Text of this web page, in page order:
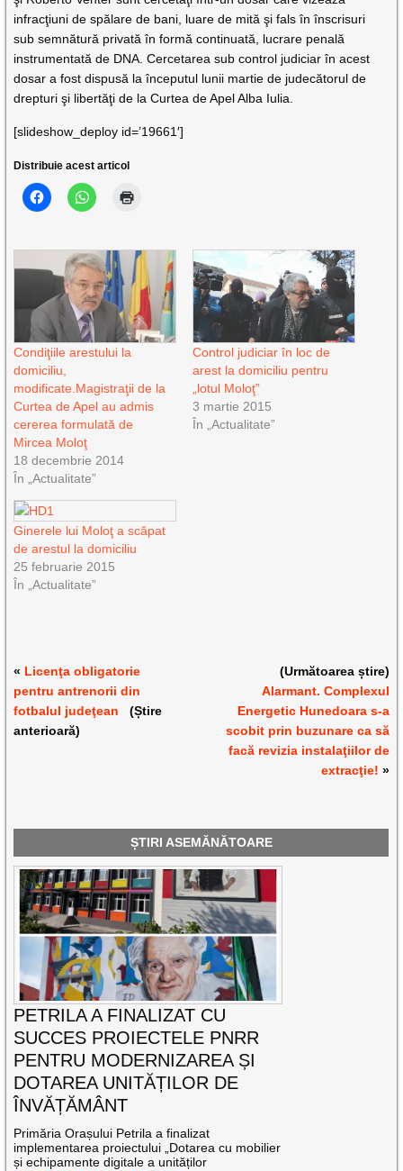
infracţiuni de spălare de bani, luare de mită şi fals în înscrisuri
sub semnătură privată în formă continuată, lucrare penală
instrumentată de DNA. Cercetarea sub control judiciar în acest
dosar a fost dispusă la începutul lunii martie de judecătorul de
drepturi şi libertăţi de la Curtea de Apel Alba Iulia.
[slideshow_deploy id=’19661′]
Distribuie acest articol
Condiţiile arestului la
domiciliu,
modificate.Magistraţii de la
Curtea de Apel au admis
cererea formulată de
Mircea Moloţ
18 decembrie 2014
În „Actualitate”
Control judiciar în loc de
arest la domiciliu pentru
„lotul Moloţ”
3 martie 2015
În „Actualitate”
Ginerele lui Moloţ a scăpat
de arestul la domiciliu
25 februarie 2015
În „Actualitate”
« Licenţa obligatorie
pentru antrenorii din
fotbalul judeţean
(Știre
anterioară)
(Următoarea știre)
Alarmant. Complexul
Energetic Hunedoara s-a
scobit prin buzunare ca să
facă revizia instalaţiilor de
extracţie! »
ȘTIRI ASEMĂNĂTOARE
PETRILA A FINALIZAT CU
SUCCES PROIECTELE PNRR
PENTRU MODERNIZAREA ȘI
DOTAREA UNITĂȚILOR DE
ÎNVĂȚĂMÂNT
Primăria Orașului Petrila a finalizat
implementarea proiectului „Dotarea cu mobilier
și echipamente digitale a unităților